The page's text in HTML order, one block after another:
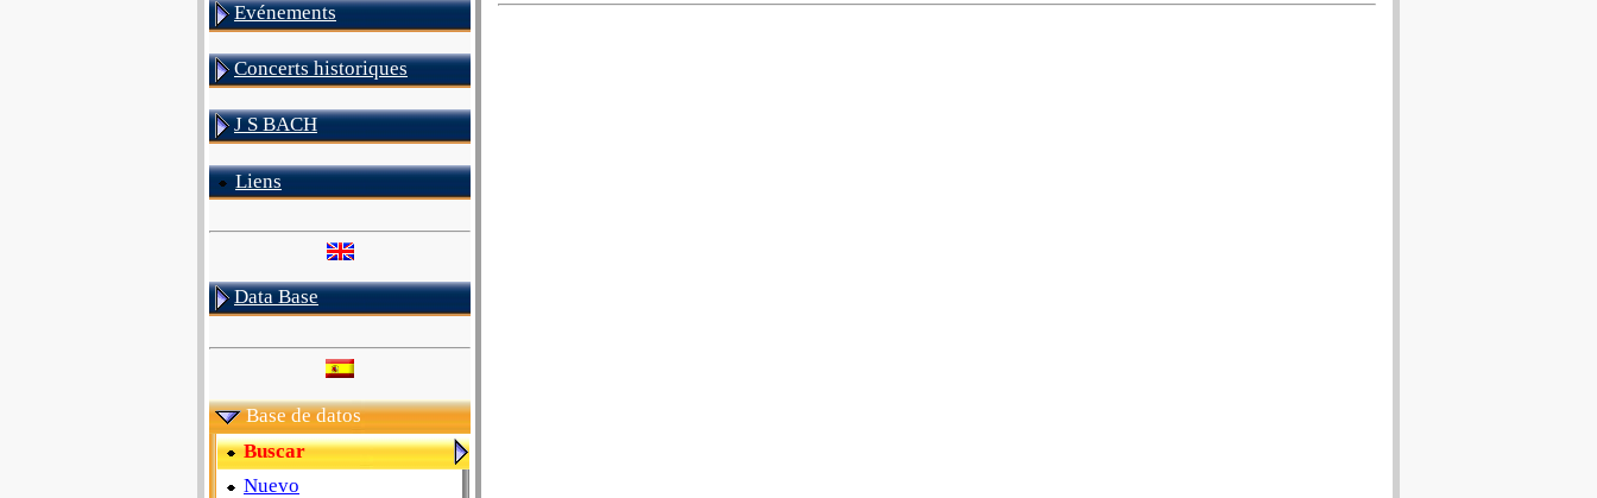
Evénements
Concerts historiques
J S BACH
Liens
Data Base
Base de datos
Buscar
Nuevo